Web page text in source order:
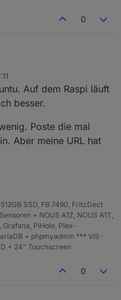
0
OS Wayland. Raspi läuft
und ruft die Vis direkt im
Servers im Chromium auf.
Auf dem Raspi läuft
besser.
Poste die mal
Aber meine URL hat
SSD, FB 7490, FritzDect
+ NOUS A1Z, NOUS A1T,
Grafana, PiHole, Plex-
+ phpmyadmin *** VIS-
+ 24" Touchscreen
0